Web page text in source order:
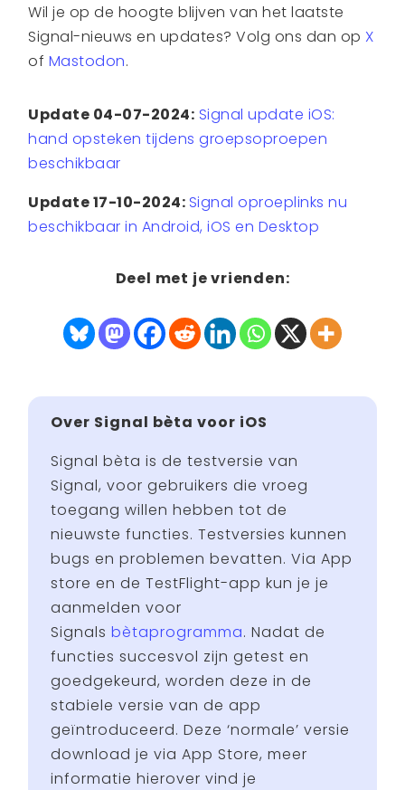
Wil je op de hoogte blijven van het laatste
Signal-nieuws en updates? Volg ons dan op X
of Mastodon.
Update 04-07-2024: Signal update iOS:
hand opsteken tijdens groepsoproepen
beschikbaar
Update 17-10-2024: Signal oproeplinks nu
beschikbaar in Android, iOS en Desktop
Deel met je vrienden:
Over Signal bèta voor iOS
Signal bèta is de testversie van
Signal, voor gebruikers die vroeg
toegang willen hebben tot de
nieuwste functies. Testversies kunnen
bugs en problemen bevatten. Via App
store en de TestFlight-app kun je je
aanmelden voor
Signalsbètaprogramma. Nadat de
functies succesvol zijn getest en
goedgekeurd, worden deze in de
stabiele versie van de app
geïntroduceerd. Deze ‘normale’ versie
download je via App Store, meer
informatie hierover vind je